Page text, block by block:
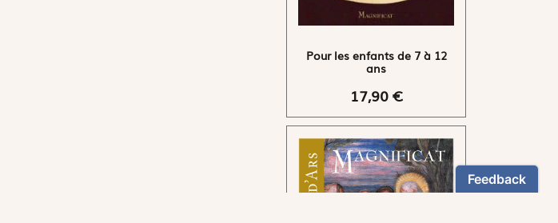
Pour les enfants de 7 à 12
ans
17,90 €